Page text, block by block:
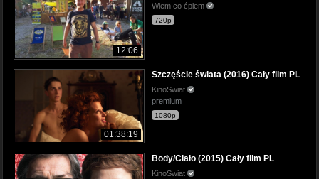
12:06
Wiem co ćpiem
720p
01:38:19
Szczęście świata (2016) Cały film PL
KinoSwiat
premium
1080p
Body/Ciało (2015) Cały film PL
KinoSwiat